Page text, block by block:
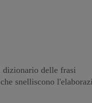
dizionario delle frasi
snelliscono